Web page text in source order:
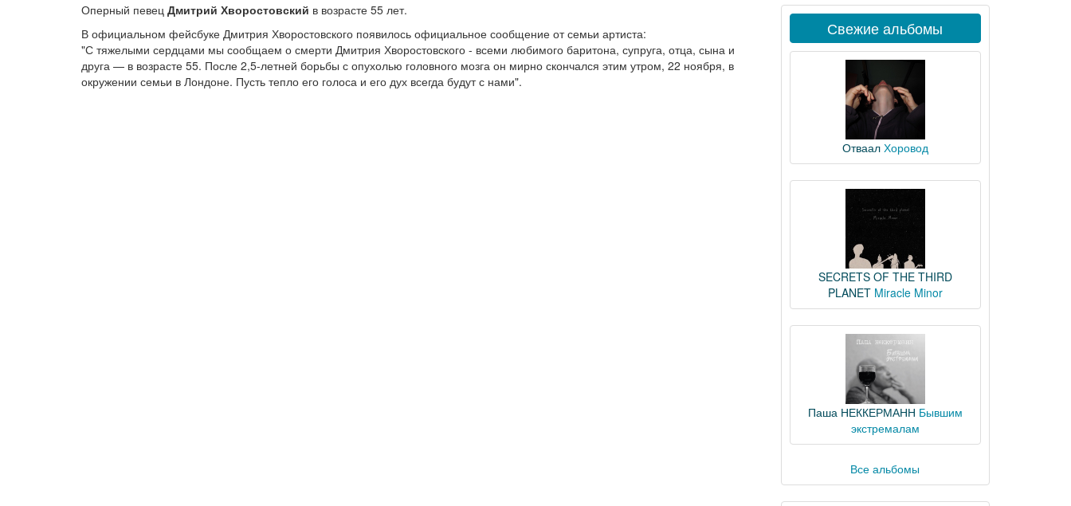
Оперный певец Дмитрий Хворостовский в возрасте 55 лет.
В официальном фейсбуке Дмитрия Хворостовского появилось официальное сообщение от семьи артиста:
"С тяжелыми сердцами мы сообщаем о смерти Дмитрия Хворостовского - всеми любимого баритона, супруга, отца, сына и
друга — в возрасте 55. После 2,5-летней борьбы с опухолью головного мозга он мирно скончался этим утром, 22 ноября, в
окружении семьи в Лондоне. Пусть тепло его голоса и его дух всегда будут с нами".
Свежие альбомы
Отваал Хоровод
SECRETS OF THE THIRD
PLANET Miracle Minor
Паша НЕККЕРМАНН Бывшим
экстремалам
Все альбомы